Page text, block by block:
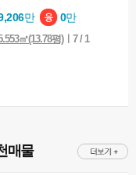
만 0만
㎡(13.78평)ㅣ7 / 1
매물